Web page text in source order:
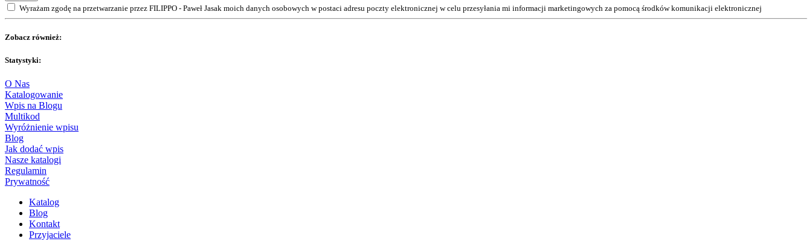
Wyrażam zgodę na przetwarzanie przez FILIPPO - Paweł Jasak moich danych osobowych w postaci adresu poczty elektronicznej w celu przesyłania mi informacji marketingowych za pomocą środków komunikacji elektronicznej
Zobacz również:
Statystyki:
O Nas
Katalogowanie
Wpis na Blogu
Multikod
Wyróżnienie wpisu
Blog
Jak dodać wpis
Nasze katalogi
Regulamin
Prywatność
Katalog
Blog
Kontakt
Przyjaciele